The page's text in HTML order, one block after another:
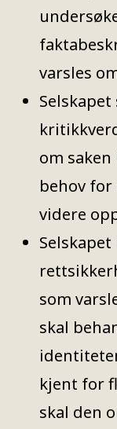
varsles
om
behov
videre
som
skal
kjent for
skal den